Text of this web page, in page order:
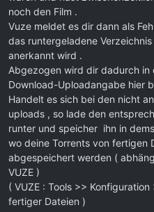
noch den Film .
Vuze meldet es dir dann als
das runtergeladene
anerkannt wird .
Abgezogen wird dir dadurch in
Download-Uploadangabe hier
Handelt es sich bei den nicht
uploads , so lade den
runter und speicher ihn in
wo deine Torrents von fertigen
abgespeichert werden (
VUZE )
( VUZE : Tools >>
fertiger Dateien )